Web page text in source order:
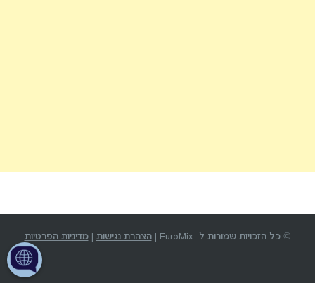
© כל הזכויות שמורות ל- EuroMix | הצהרת נגישות |מדיניות הפרטיות